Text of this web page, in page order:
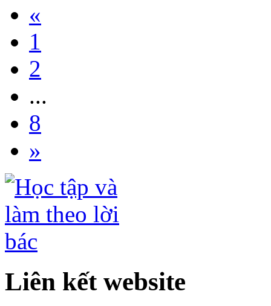
«
1
2
...
8
»
Liên kết website